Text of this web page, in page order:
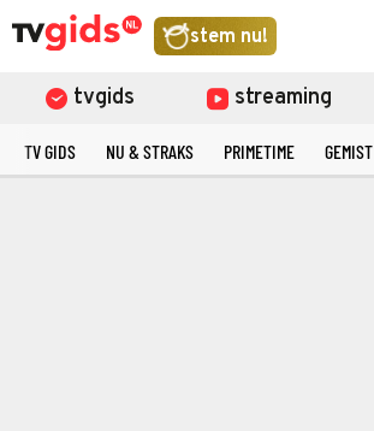
stem nu!
tvgids streaming
TV GIDS NU & STRAKS PRIMETIME GEMIST